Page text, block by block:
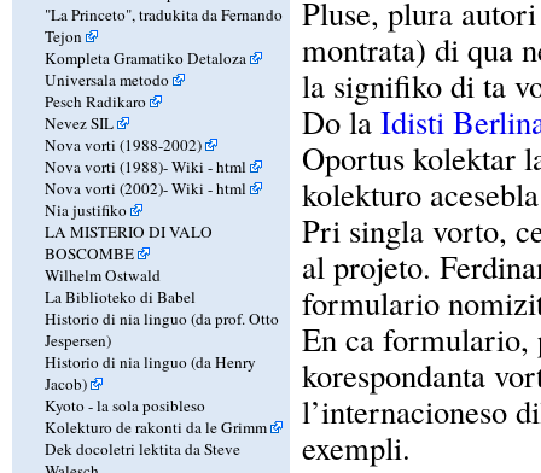
"La Princeto", tradukita da Fernando
Tejon
Kompleta Gramatiko Detaloza
Universala metodo
Pesch Radikaro
Nevez SIL
Nova vorti (1988-2002)
Nova vorti (1988)-Wiki -html
Nova vorti (2002)-Wiki -html
Nia justifiko
LA MISTERIO DI VALO
BOSCOMBE
Wilhelm Ostwald
La Biblioteko di Babel
Historio di nia linguo (da prof. Otto
Jespersen)
Historio di nia linguo (da Henry
Jacob)
Kyoto - la sola posibleso
Kolekturo de rakonti da le Grimm
Dek docoletri lektita da Steve
Pluse, plura
montrata) di qua
la signifiko di ta
Do la Idisti
Oportus kolektar
kolekturo
Pri singla vorto,
al projeto.
formulario
En ca formulario,
korespondanta
l’internacioneso
exempli.